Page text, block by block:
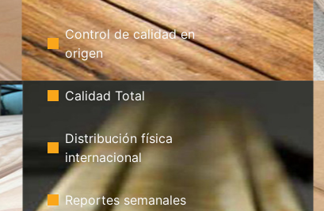
Control de calidad en
origen
Calidad Total
Distribución física
internacional
Reportes semanales